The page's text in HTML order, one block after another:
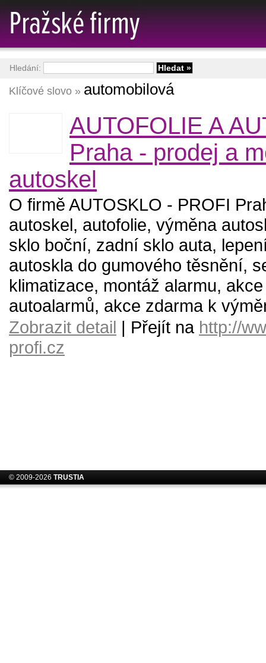
Klíčové slovo » automobilová
AUTOFOLIE A
Praha - prodej a
autoskel
O firmě AUTOSKLO - PROFI
autoskel, autofolie, výměna
sklo boční, zadní sklo auta,
autoskla do gumového těsnění,
klimatizace, montáž alarmu,
autoalarmů, akce zdarma k
Zobrazit detail | Přejít na http://
profi.cz
Hledání:
© 2009-2026 TRUSTIA